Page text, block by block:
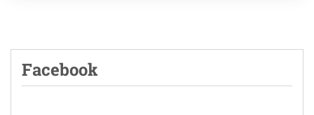
Facebook